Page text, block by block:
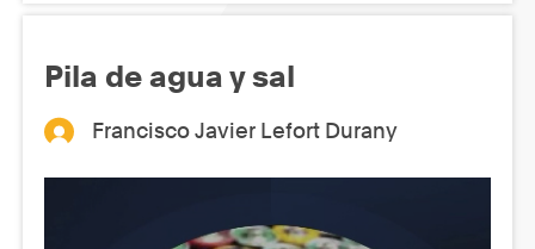
Pila de agua y sal
Francisco Javier Lefort Durany